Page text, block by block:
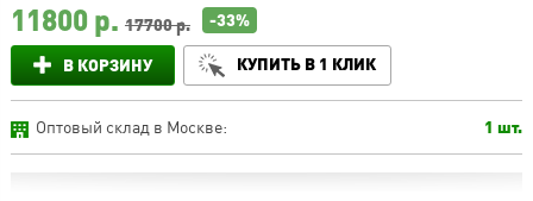
11800р. 17700 р. -33%
В КОРЗИНУ КУПИТЬ В 1 КЛИК
Оптовый склад в Москве: 1 шт.